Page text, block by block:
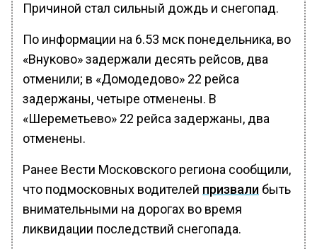
Причиной стал сильный дождь и снегопад.
По информации на 6.53 мск понедельника, во
«Внуково» задержали десять рейсов, два
отменили; в «Домодедово» 22 рейса
задержаны, четыре отменены. В
«Шереметьево» 22 рейса задержаны, два
отменены.
Ранее Вести Московского региона сообщили,
что подмосковных водителей призвали быть
внимательными на дорогах во время
ликвидации последствий снегопада.